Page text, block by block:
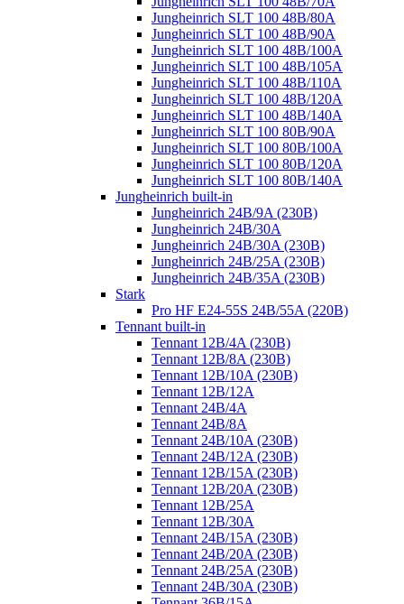
Jungheinrich SLT 100 48B/80A
Jungheinrich SLT 100 48B/90A
Jungheinrich SLT 100 48B/100A
Jungheinrich SLT 100 48B/105A
Jungheinrich SLT 100 48B/110A
Jungheinrich SLT 100 48B/120A
Jungheinrich SLT 100 48B/140A
Jungheinrich SLT 100 80B/90A
Jungheinrich SLT 100 80B/100A
Jungheinrich SLT 100 80B/120A
Jungheinrich SLT 100 80B/140A
Jungheinrich built-in
Jungheinrich 24B/9A (230B)
Jungheinrich 24B/30A
Jungheinrich 24B/30A (230B)
Jungheinrich 24B/25A (230B)
Jungheinrich 24B/35A (230B)
Stark
Pro HF E24-55S 24B/55A (220B)
Tennant built-in
Tennant 12B/4A (230B)
Tennant 12B/8A (230B)
Tennant 12B/10A (230B)
Tennant 12B/12A
Tennant 24B/4A
Tennant 24B/8A
Tennant 24B/10A (230B)
Tennant 24B/12A (230B)
Tennant 12B/15A (230B)
Tennant 12B/20A (230B)
Tennant 12B/25A
Tennant 12B/30A
Tennant 24B/15A (230B)
Tennant 24B/20A (230B)
Tennant 24B/25A (230B)
Tennant 24B/30A (230B)